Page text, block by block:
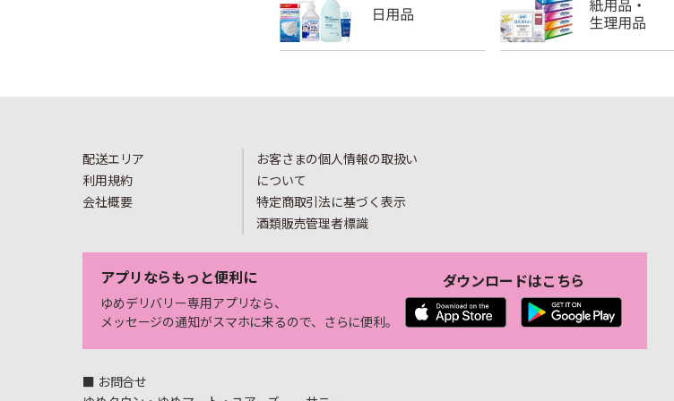
配送エリア
利用規約
会社概要
お客さまの個人情報の取扱い
について
特定商取引法に基づく表示
酒類販売管理者標識
アプリならもっと便利に
ゆめデリバリー専用アプリなら、
メッセージの通知がスマホに来るので、さらに便利。
ダウンロードはこちら
■ お問合せ